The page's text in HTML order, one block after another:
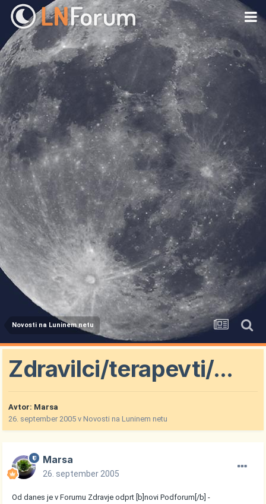
Novosti na Luninem netu
Zdravilci/terapevti/...
Avtor: Marsa
26. september 2005 vNovosti na Luninem netu
Marsa
26. september 2005
Od danes je v Forumu Zdravje odprt [b]novi Podforum[/b] -